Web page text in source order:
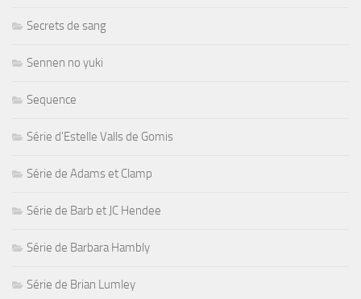
Secrets de sang
Sennen no yuki
Sequence
Série d'Estelle Valls de Gomis
Série de Adams et Clamp
Série de Barb et JC Hendee
Série de Barbara Hambly
Série de Brian Lumley